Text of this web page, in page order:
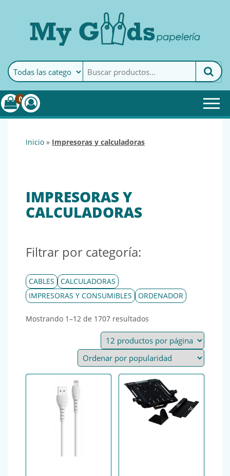
MyGoods · PapeleríaMy Goods es tu papelería
online de confianza. Podrás
encontrar todo lo necesario
0
inicio » impresoras y calculadoras
IMPRESORAS Y
CALCULADORAS
Filtrar por categoría:
CABLES
CALCULADORAS
IMPRESORAS Y CONSUMIBLES
ORDENADOR
Mostrando 1–12 de 1707 resultados